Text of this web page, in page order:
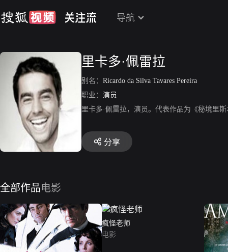
导航
里卡多·佩雷拉
别名： Ricardo da Silva Tavares Pereira
职业： 演员
里卡多·佩雷拉，演员。代表作品为《秘境里
分享
全部作品电影
疯怪老师
电影